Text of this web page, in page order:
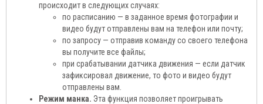
происходит в следующих случаях:
по расписанию — в заданное время фотографии и
видео будут отправлены вам на телефон или почту;
по запросу — отправив команду со своего телефона
вы получите все файлы;
при срабатывании датчика движения — если датчик
зафиксировал движение, то фото и видео будут
отправлены вам.
Режим манка. Эта функция позволяет проигрывать